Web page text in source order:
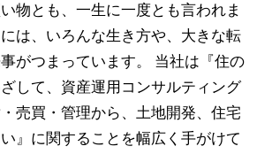
物とも、一生に一度とも言われま
は、いろんな生き方や、大きな転
がつまっています。 当社は『住の
して、資産運用コンサルティング
売買・管理から、土地開発、住宅
』に関することを幅広く手がけて